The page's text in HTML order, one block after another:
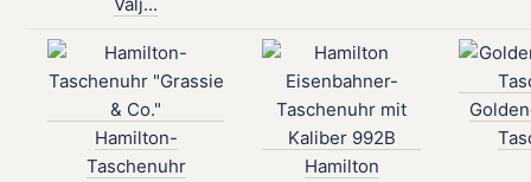
Hamilton-
Taschenuhr
Hamilton